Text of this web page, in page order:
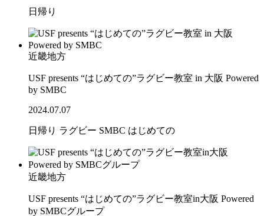
日帰り
近畿地方
USF presents “はじめての”ラグビー教室 in 大阪 Powered
by SMBC
2024.07.07
日帰り ラグビー SMBC はじめての
近畿地方
USF presents “はじめての”ラグビー教室in大阪 Powered
by SMBCグループ